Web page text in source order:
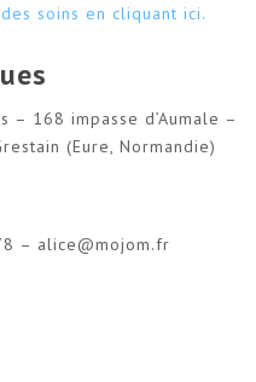
soins en cliquant ici.
– 168 impasse d’Aumale –
(Eure, Normandie)
– alice@mojom.fr